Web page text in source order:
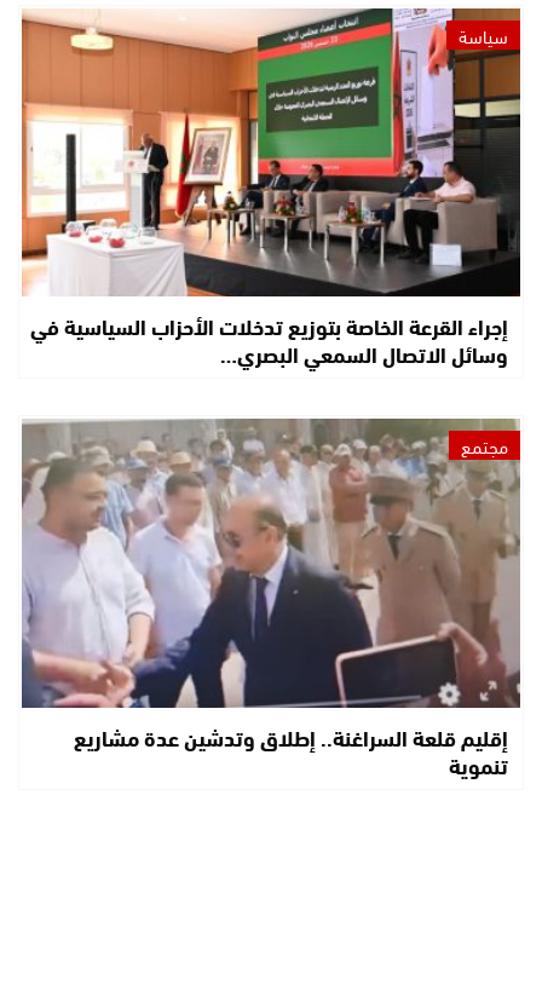
سياسة
إجراء القرعة الخاصة بتوزيع تدخلات الأحزاب السياسية في
وسائل الاتصال السمعي البصري…
مجتمع
إقليم قلعة السراغنة.. إطلاق وتدشين عدة مشاريع
تنموية